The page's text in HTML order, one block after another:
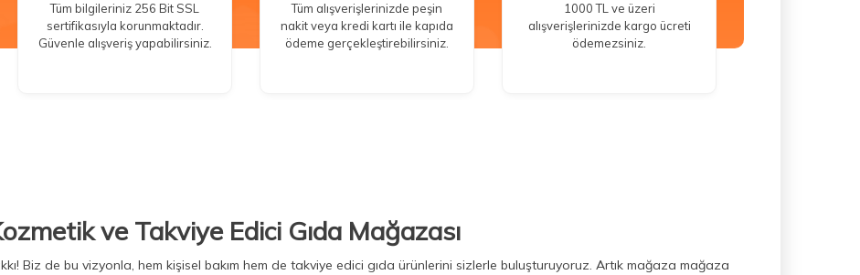
Tüm bilgileriniz 256 Bit SSL
sertifikasıyla korunmaktadır.
Güvenle alışveriş yapabilirsiniz.
Tüm alışverişlerinizde peşin
nakit veya kredi kartı ile kapıda
ödeme gerçekleştirebilirsiniz.
1000 TL ve üzeri
alışverişlerinizde kargo ücreti
ödemezsiniz.
ve Takviye Edici Gıda Mağazası
Biz de bu vizyonla, hem kişisel bakım hem de takviye edici gıda ürünlerini sizlerle buluşturuyoruz. Artık mağaza mağaza